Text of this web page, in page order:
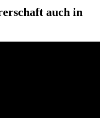
auch in